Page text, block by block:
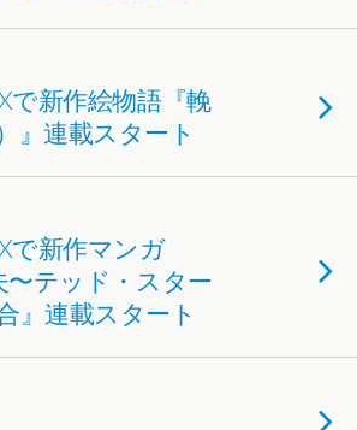
で新作絵物語『輓
』連載スタート
で新作マンガ
〜テッド・スター
』連載スタート